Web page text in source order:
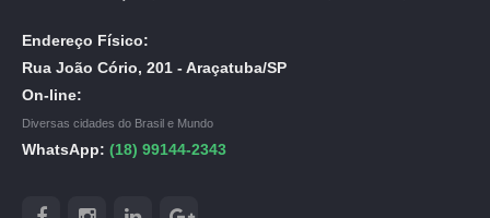
Endereço Físico:
Rua João Cório, 201 - Araçatuba/SP
On-line:
Diversas cidades do Brasil e Mundo
WhatsApp: (18) 99144-2343